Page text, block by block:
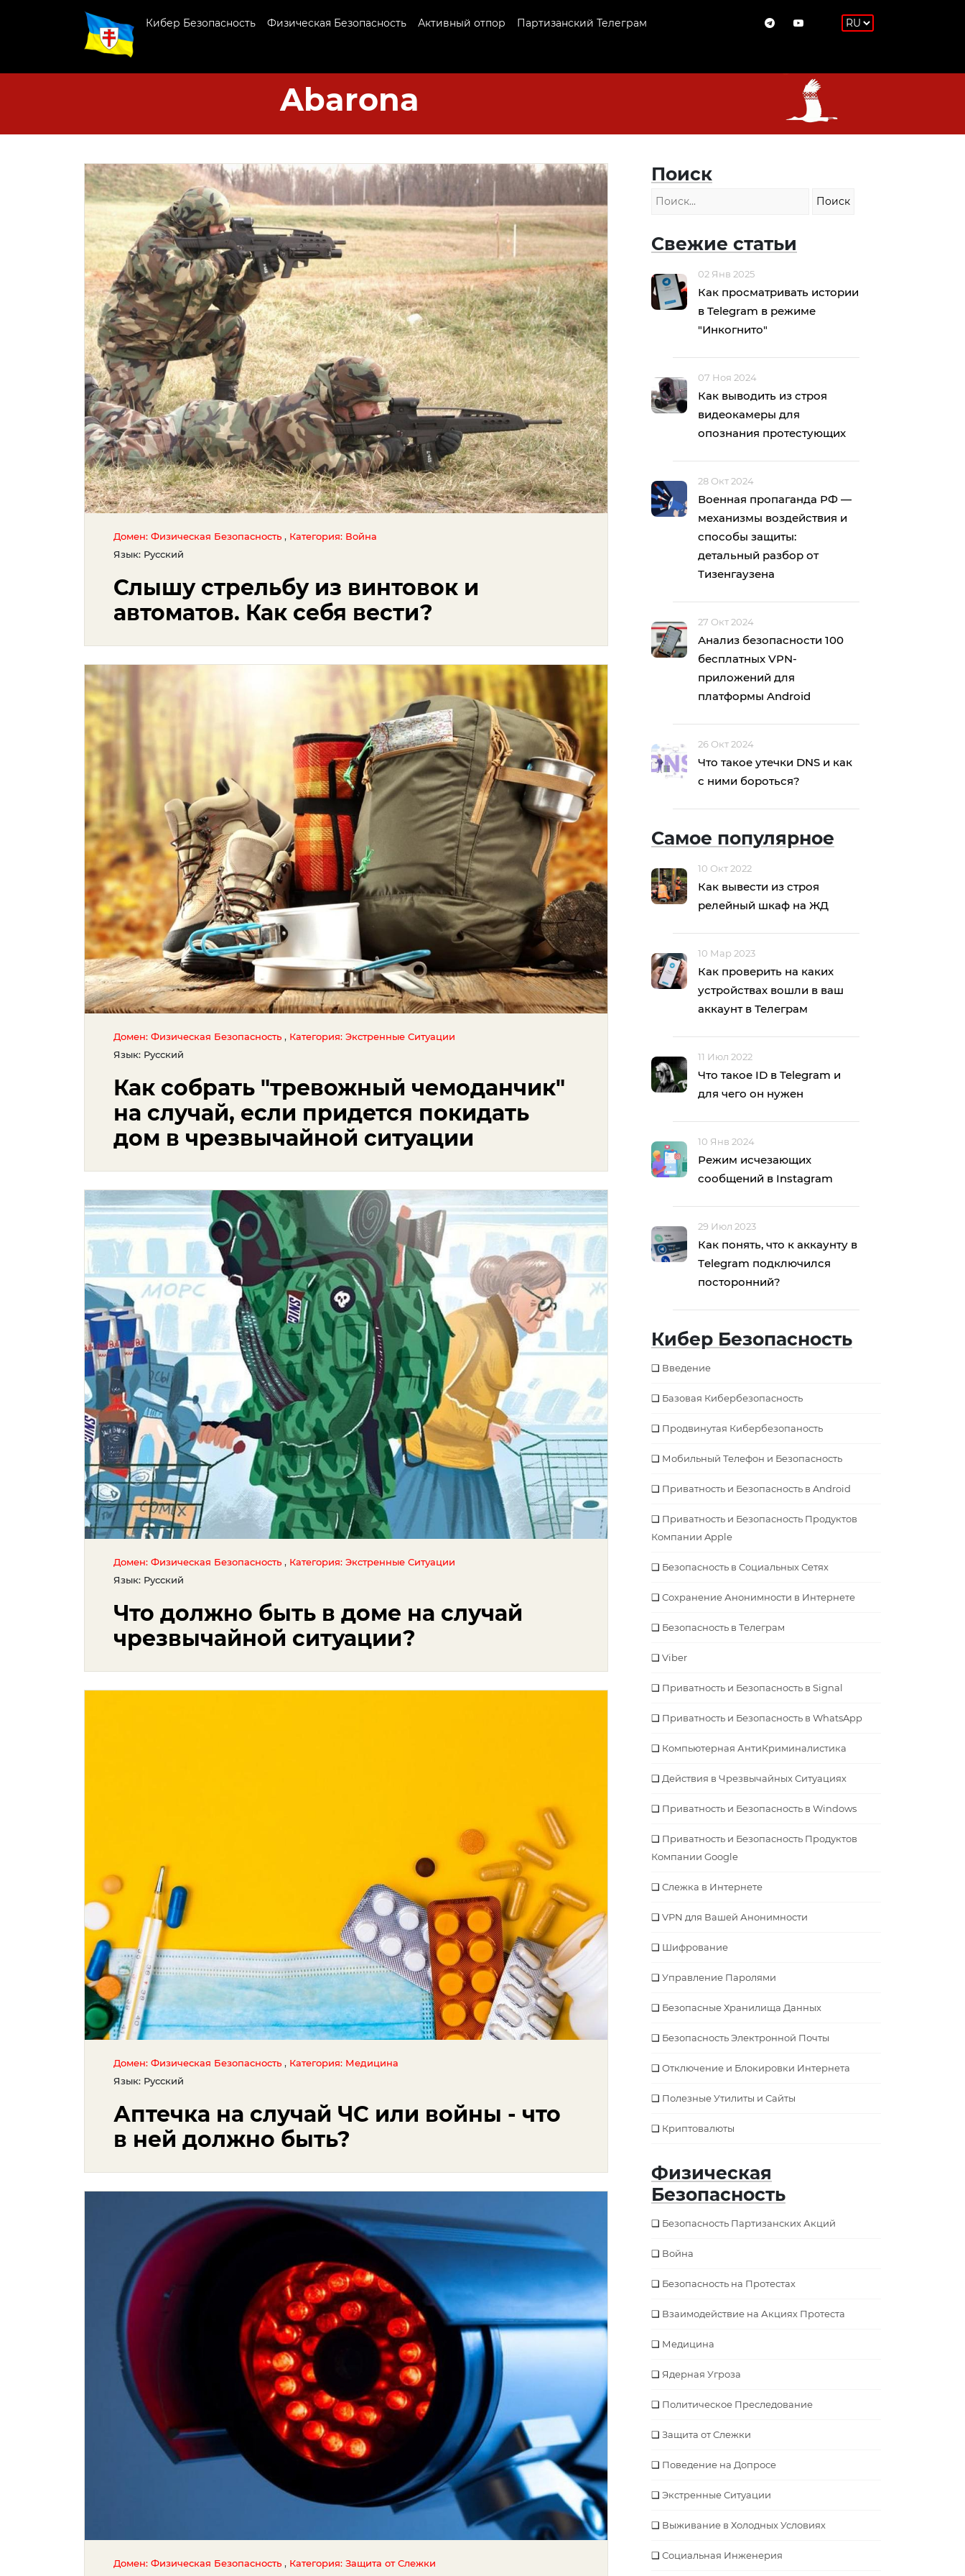
Кибер Безопасность Физическая Безопасность Активный отпор Партизанский Телеграм
Abarona
Домен: Физическая Безопасность , Категория: Война
Язык: Русский
Слышу стрельбу из винтовок и
автоматов. Как себя вести?
Домен: Физическая Безопасность , Категория: Экстренные Ситуации
Язык: Русский
Как собрать "тревожный чемоданчик"
на случай, если придется покидать
дом в чрезвычайной ситуации
Домен: Физическая Безопасность , Категория: Экстренные Ситуации
Язык: Русский
Что должно быть в доме на случай
чрезвычайной ситуации?
Домен: Физическая Безопасность , Категория: Медицина
Язык: Русский
Аптечка на случай ЧС или войны - что
в ней должно быть?
Домен: Физическая Безопасность , Категория: Защита от Слежки
Поиск
Свежие статьи
02 Янв 2025
Как просматривать истории
в Telegram в режиме
"Инкогнито"
07 Ноя 2024
Как выводить из строя
видеокамеры для
опознания протестующих
28 Окт 2024
Военная пропаганда РФ —
механизмы воздействия и
способы защиты:
детальный разбор от
Тизенгаузена
27 Окт 2024
Анализ безопасности 100
бесплатных VPN-
приложений для
платформы Android
26 Окт 2024
Что такое утечки DNS и как
с ними бороться?
Самое популярное
10 Окт 2022
Как вывести из строя
релейный шкаф на ЖД
10 Мар 2023
Как проверить на каких
устройствах вошли в ваш
аккаунт в Телеграм
11 Июл 2022
Что такое ID в Telegram и
для чего он нужен
10 Янв 2024
Режим исчезающих
сообщений в Instagram
29 Июл 2023
Как понять, что к аккаунту в
Тelegram подключился
посторонний?
Кибер Безопасность
Введение
Базовая Кибербезопаcность
Продвинутая Кибербезопаность
Мобильный Телефон и Безопасность
Приватность и Безопасность в Android
Приватность и Безопасность Продуктов
Компании Apple
Безопаcность в Социальных Сетях
Сохранение Анонимности в Интернете
Безопасность в Телеграм
Viber
Приватность и Безопасность в Signal
Приватность и Безопасность в WhatsApp
Компьютерная АнтиКриминалистика
Действия в Чрезвычайных Ситуациях
Приватность и Безопасность в Windows
Приватность и Безопасность Продуктов
Компании Google
Слежка в Интернете
VPN для Вашей Анонимности
Шифрование
Управление Паролями
Безопасные Хранилища Данных
Безопасность Электронной Почты
Отключение и Блокировки Интернета
Полезные Утилиты и Сайты
Криптовалюты
Физическая
Безопасность
Безопасность Партизанских Акций
Война
Безопасность на Протестах
Взаимодействие на Акциях Протеста
Медицина
Ядерная Угроза
Политическое Преследование
Защита от Слежки
Поведение на Допросе
Экстренные Ситуации
Выживание в Холодных Условиях
Социальная Инженерия